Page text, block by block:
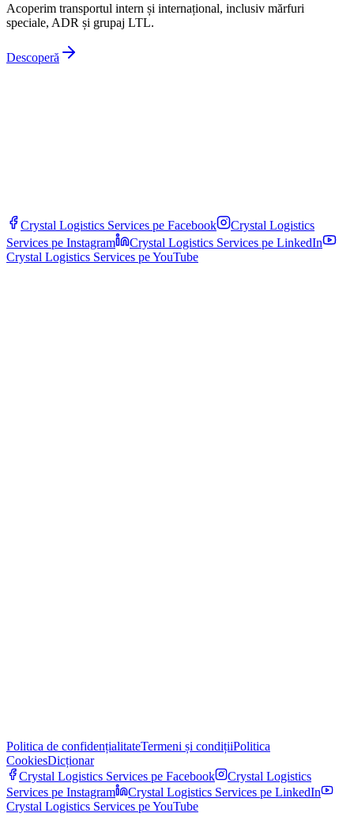
Acoperim transportul intern și internațional, inclusiv mărfuri
speciale, ADR și grupaj LTL.
Descoperă
Crystal Logistics Services pe Facebook
Crystal Logistics
Services pe Instagram Crystal Logistics Services pe LinkedIn
Crystal Logistics Services peYouTube
Politica de confidențialitateTermeni și condițiiPolitica
CookiesDicționar
Crystal Logistics Services pe Facebook
Crystal Logistics
Services pe Instagram Crystal Logistics Services pe LinkedIn
Crystal Logistics Services peYouTube